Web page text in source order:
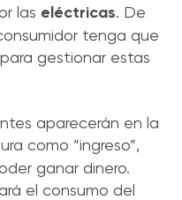
las eléctricas. De
tenga que
gestionar estas
aparecerán en la
como “ingreso”,
ganar dinero.
el consumo del